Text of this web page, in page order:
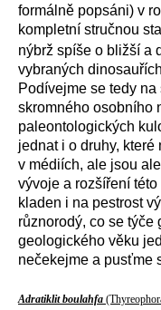
formálně popsáni) v
kompletní stručnou
nýbrž spíše o bližší a
vybraných
Podívejme se tedy
skromného osobního
paleontologických
jednat i o druhy, které
v médiích, ale jsou
vývoje a rozšíření
kladen i na pestrost
různorodý, co se týče
geologického věku
nečekejme a pusťme
Adratiklit boulahfa